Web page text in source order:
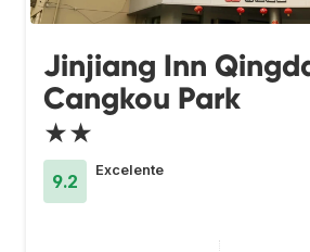
Jinjiang Inn
Cangkou Park
★★
9.2
Excelente